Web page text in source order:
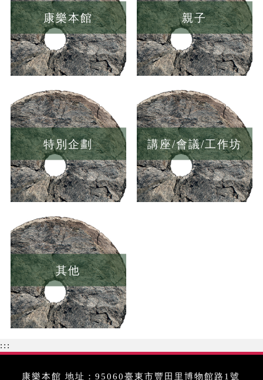
康樂本館 親子
特別企劃 講座/會議/工作坊
其他
:::
康樂本館 地址：95060臺東市豐田里博物館路1號